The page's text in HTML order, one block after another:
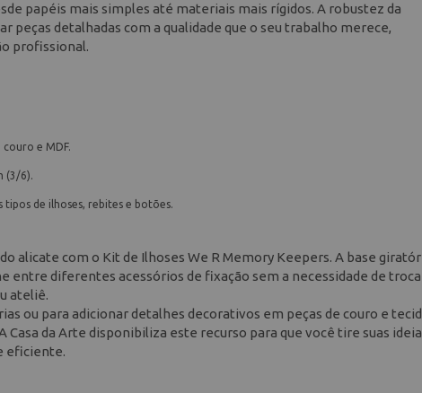
papéis mais simples até materiais mais rígidos. A robustez da
peças detalhadas com a qualidade que o seu trabalho merece,
profissional.
e MDF.
(3/6).
de ilhoses, rebites e botões.
alicate com o Kit de Ilhoses We R Memory Keepers. A base
diferentes acessórios de fixação sem a necessidade de
ateliê.
ou para adicionar detalhes decorativos em peças de couro e
da Arte disponibiliza este recurso para que você tire suas
eficiente.